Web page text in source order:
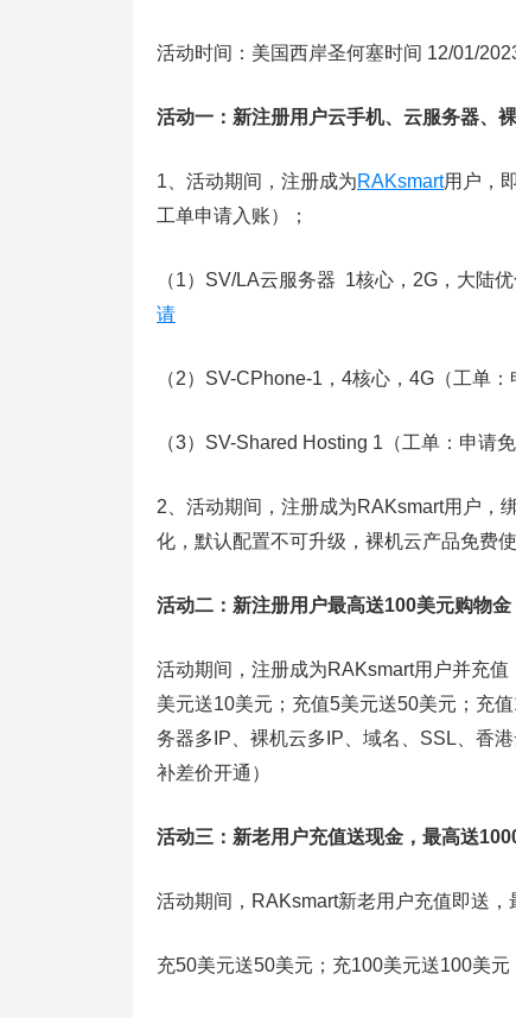
活动时间：美国西岸圣何塞时间 12/01/
活动一：新注册用户云手机、云服务器、
1、活动期间，注册成为RAKsmart用户，
工单申请入账）；
（1）SV/LA云服务器 1核心，2G，大陆
请
（2）SV-CPhone-1，4核心，4G（工单：
（3）SV-Shared Hosting 1（工单：申请
2、活动期间，注册成为RAKsmart用户，
化，默认配置不可升级，裸机云产品免费
活动二：新注册用户最高送100美元购物金
活动期间，注册成为RAKsmart用户并充
美元送10美元；充值5美元送50美元；充
务器多IP、裸机云多IP、域名、SSL、香
补差价开通）
活动三：新老用户充值送现金，最高送
活动期间，RAKsmart新老用户充值即送
充50美元送50美元；充100美元送100美元